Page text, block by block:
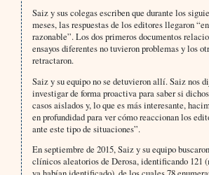
Saiz y sus colegas escriben que durante los
meses, las respuestas de los editores llegaron
razonable”. Los dos primeros documentos
ensayos diferentes no tuvieron problemas y los
retractaron.
Saiz y su equipo no se detuvieron allí. Saiz nos
investigar de forma proactiva para saber si
casos aislados y, lo que es más interesante,
en profundidad para ver cómo reaccionan los
ante este tipo de situaciones”.
En septiembre de 2015, Saiz y su equipo
clínicos aleatorios de Derosa, identificando 121